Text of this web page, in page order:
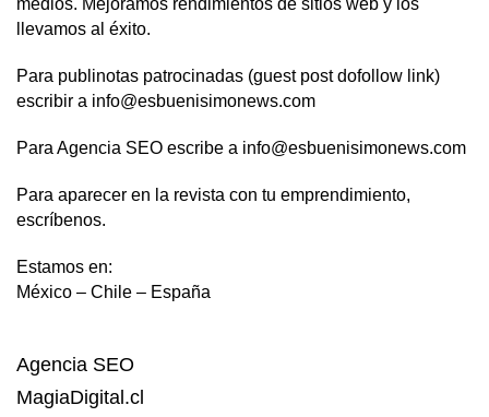
llevamos al éxito.
Para publinotas patrocinadas (guest post dofollow link)
escribir a info@esbuenisimonews.com
Para Agencia SEO escribe a info@esbuenisimonews.com
Para aparecer en la revista con tu emprendimiento,
escríbenos.
Estamos en:
México – Chile – España
Agencia SEO
MagiaDigital.cl